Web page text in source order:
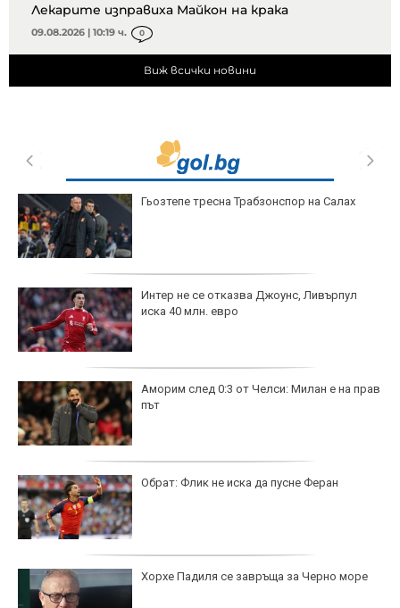
Лекарите изправиха Майкон на крака
09.08.2026 | 10:19 ч. 0
Виж всички новини
Гьозтепе тресна Трабзонспор на Салах
Интер не се отказва Джоунс, Ливърпул
иска 40 млн. евро
Аморим след 0:3 от Челси: Милан е на прав
път
Обрат: Флик не иска да пусне Феран
Хорхе Падиля се завръща за Черно море